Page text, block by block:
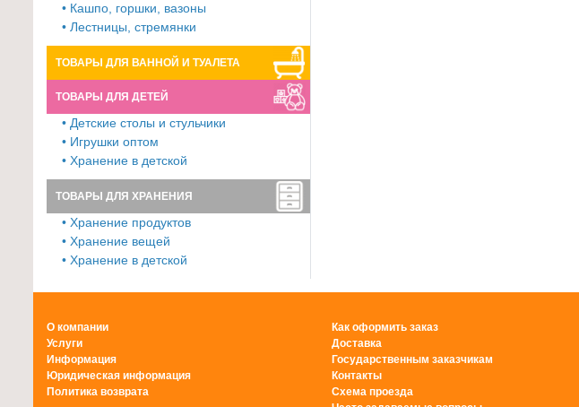
• Кашпо, горшки, вазоны
• Лестницы, стремянки
ТОВАРЫ ДЛЯ ВАННОЙ И ТУАЛЕТА
ТОВАРЫ ДЛЯ ДЕТЕЙ
• Детские столы и стульчики
• Игрушки оптом
• Хранение в детской
ТОВАРЫ ДЛЯ ХРАНЕНИЯ
• Хранение продуктов
• Хранение вещей
• Хранение в детской
О компании
Услуги
Информация
Юридическая информация
Политика возврата
Как оформить заказ
Доставка
Государственным заказчикам
Контакты
Схема проезда